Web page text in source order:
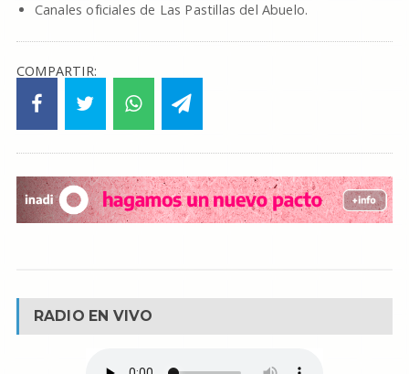
Canales oficiales de Las Pastillas del Abuelo.
COMPARTIR:
RADIO EN VIVO